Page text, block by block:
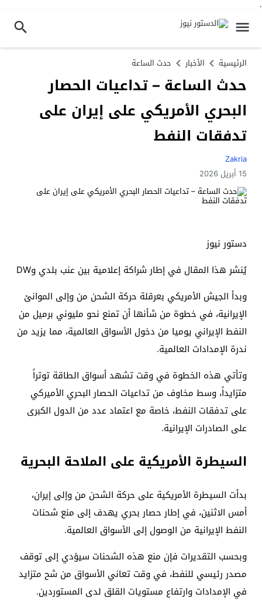
.
الرئيسية الأخبار حدث الساعة
حدث الساعة – تداعيات الحصار
البحري الأمريكي على إيران على
تدفقات النفط
Zakria
15 أبريل 2026
دستور نيوز
يُنشر هذا المقال في إطار شراكة إعلامية بين عنب بلدي وDW
وبدأ الجيش الأمريكي بعرقلة حركة الشحن من وإلى الموانئ
الإيرانية، في خطوة من شأنها أن تمنع نحو مليوني برميل من
النفط الإيراني يوميا من دخول الأسواق العالمية، مما يزيد من
ندرة الإمدادات العالمية.
وتأتي هذه الخطوة في وقت تشهد أسواق الطاقة توتراً
متزايداً، وسط مخاوف من تداعيات الحصار البحري الأميركي
على تدفقات النفط، خاصة مع اعتماد عدد من الدول الكبرى
على الصادرات الإيرانية.
السيطرة الأمريكية على الملاحة البحرية
بدأت السيطرة الأمريكية على حركة الشحن من وإلى إيران،
أمس الاثنين، في إطار حصار بحري يهدف إلى منع شحنات
النفط الإيرانية من الوصول إلى الأسواق العالمية.
وبحسب التقديرات فإن منع هذه الشحنات سيؤدي إلى توقف
مصدر رئيسي للنفط، في وقت تعاني الأسواق من شح متزايد
في الإمدادات وارتفاع مستويات القلق لدى المستوردين.